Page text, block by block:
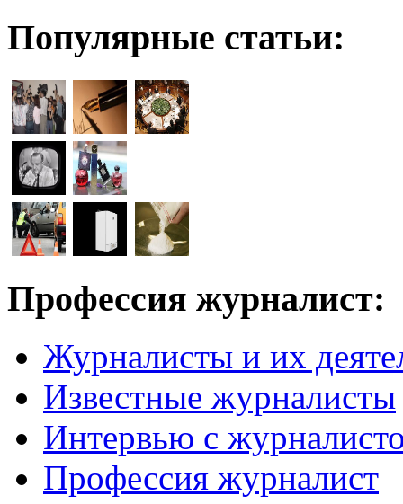
Популярные статьи:
Профессия журналист:
Журналисты и их
Известные журналисты
Интервью с
Профессия журналист